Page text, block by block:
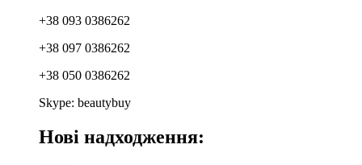
+38 093 0386262
+38 097 0386262
+38 050 0386262
Skype: beautybuy
Нові надходження: